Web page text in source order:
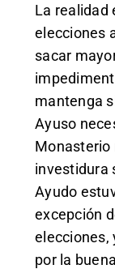
La realidad
elecciones
sacar
mantenga
Ayuso
Monasterio
investidura
Ayudo
excepción
elecciones,
por la